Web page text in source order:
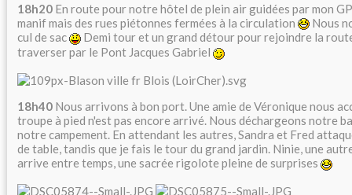
18h20 En route pour notre hôtel de plein air guidées par mon
manif mais des rues piétonnes fermées à la circulation
Nous
cul de sac
Demi tour et un grand détour pour rejoindre la
traverser par le Pont Jacques Gabriel
18h40 Nous arrivons à bon port. Une amie de Véronique nous
troupe à pied n'est pas encore arrivé. Nous déchargeons notre
notre campement. En attendant les autres, Sandra et Fred
de table, tandis que je fais le tour du grand jardin. Ninie, une
arrive entre temps, une sacrée rigolote pleine de surprises